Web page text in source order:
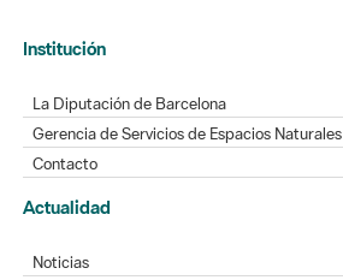
Institución
La Diputación de Barcelona
Gerencia de Servicios de Espacios Naturales
Contacto
Actualidad
Noticias